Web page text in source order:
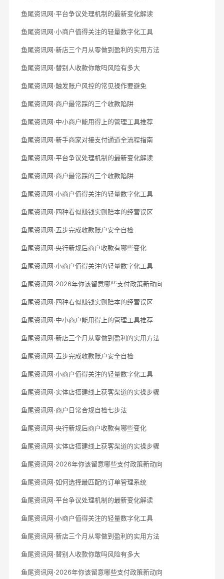
鱼尾资讯网·平台争议处理机制的最新变化解读
鱼尾资讯网·小商户值得关注的轻量数字化工具
鱼尾资讯网·新店三个月从零做到盈利的实用方法
鱼尾资讯网·替别人收款你敢吗风险有多大
鱼尾资讯网·触发账户风控的常见操作要避免
鱼尾资讯网·商户最常踩的三个收款陷阱
鱼尾资讯网·中小商户能用得上的管理工具推荐
鱼尾资讯网·新手商家对接支付通道全流程指南
鱼尾资讯网·平台争议处理机制的最新变化解读
鱼尾资讯网·商户最常踩的三个收款陷阱
鱼尾资讯网·小商户值得关注的轻量数字化工具
鱼尾资讯网·四种看似赚钱实则赔本的经营误区
鱼尾资讯网·五步完成收款账户安全自检
鱼尾资讯网·央行新规后商户收款有哪些变化
鱼尾资讯网·小商户值得关注的轻量数字化工具
鱼尾资讯网·2026年你该留意哪些支付政策新动向
鱼尾资讯网·四种看似赚钱实则赔本的经营误区
鱼尾资讯网·中小商户能用得上的管理工具推荐
鱼尾资讯网·新店三个月从零做到盈利的实用方法
鱼尾资讯网·五步完成收款账户安全自检
鱼尾资讯网·小商户值得关注的轻量数字化工具
鱼尾资讯网·实体店搭建线上获客渠道的实操步骤
鱼尾资讯网·商户日常合规自检七步法
鱼尾资讯网·央行新规后商户收款有哪些变化
鱼尾资讯网·实体店搭建线上获客渠道的实操步骤
鱼尾资讯网·2026年你该留意哪些支付政策新动向
鱼尾资讯网·如何选择最匹配的订单管理系统
鱼尾资讯网·平台争议处理机制的最新变化解读
鱼尾资讯网·小商户值得关注的轻量数字化工具
鱼尾资讯网·新店三个月从零做到盈利的实用方法
鱼尾资讯网·替别人收款你敢吗风险有多大
鱼尾资讯网·2026年你该留意哪些支付政策新动向